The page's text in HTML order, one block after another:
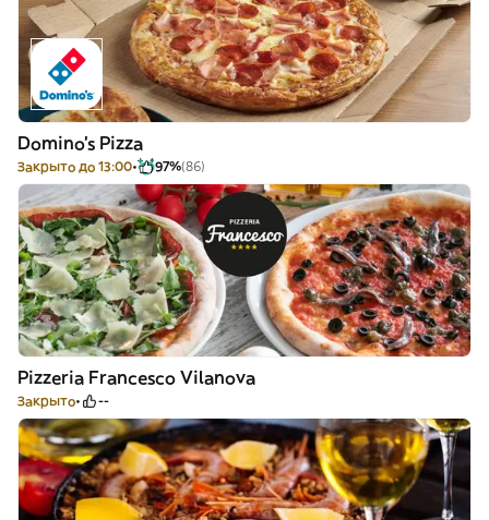
Domino's Pizza
Закрыто до 13:00 97%(86)
Pizzeria Francesco Vilanova
Закрыто --